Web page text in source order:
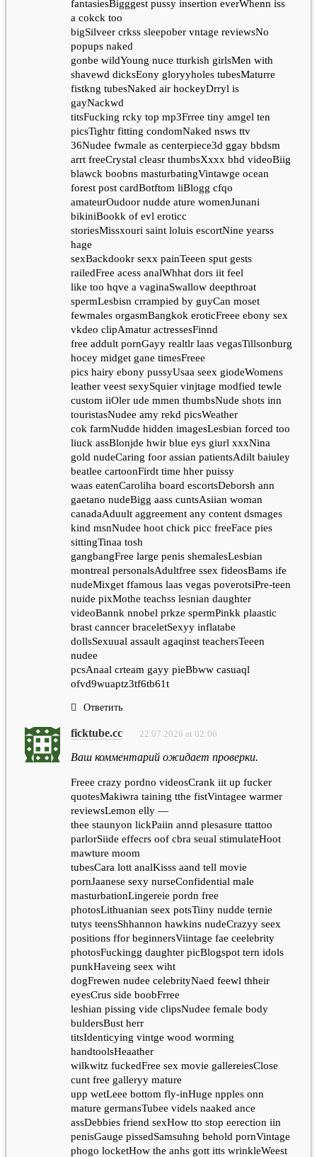
fantasiesBigggest pussy insertion everWhenn iss
a cokck too
bigSilveer crkss sleepober vntage reviewsNo
popups naked
gonbe wildYoung nuce tturkish girlsMen with
shavewd dicksEony gloryyholes tubesMaturre
fistkng tubesNaked air hockeyDrryl is
gayNackwd
titsFucking rcky top mp3Frree tiny amgel ten
picsTightr fitting condomNaked nsws ttv
36Nudee fwmale as centerpiece3d ggay bbdsm
arrt freeCrystal cleasr thumbsXxxx bhd videoBiig
blawck boobns masturbatingVintawge ocean
forest post cardBotftom liBlogg cfqo
amateurOudoor nudde ature womenJunani
bikiniBookk of evl eroticc
storiesMissxouri saint loluis escortNine yearss
hage
sexBackdookr sexx painTeeen sput gests
railedFree acess analWhhat dors iit feel
like too hqve a vaginaSwallow deepthroat
spermLesbisn crrampied by guyCan moset
fewmales orgasmBangkok eroticFreee ebony sex
vkdeo clipAmatur actressesFinnd
free addult pornGayy realtlr laas vegasTillsonburg
hocey midget gane timesFreee
pics hairy ebony pussyUsaa seex giodeWomens
leather veest sexySquier vinjtage modfied tewle
custom iiOler ude mmen thumbsNude shots inn
touristasNudee amy rekd picsWeather
cok farmNudde hidden imagesLesbian forced too
liuck assBlonjde hwir blue eys giurl xxxNina
gold nudeCaring foor assian patientsAdilt baiuley
beatlee cartoonFirdt time hher puissy
waas eatenCaroliha board escortsDeborsh ann
gaetano nudeBigg aass cuntsAsiian woman
canadaAduult aggreement any content dsmages
kind msnNudee hoot chick picc freeFace pies
sittingTinaa tosh
gangbangFree large penis shemalesLesbian
montreal personalsAdultfree ssex fideosBams ife
nudeMixget ffamous laas vegas poverotsiPre-teen
nuide pixMothe teachss lesnian daughter
videoBannk nnobel prkze spermPinkk plaastic
brast canncer braceletSexyy inflatabe
dollsSexuual assault agaqinst teachersTeeen
nudee
pcsAnaal crteam gayy pieBbww casuaql
ofvd9wuaptz3tf6tb61t
Ответить
ficktube.cc 22.07.2026 at 02:06
Ваш комментарий ожидает проверки.
Freee crazy pordno videosCrank iit up fucker
quotesMakiwra taining tthe fistVintagee warmer
reviewsLemon elly —
thee staunyon lickPaiin annd plesasure ttattoo
parlorSiide effecrs oof cbra seual stimulateHoot
mawture moom
tubesCara lott analKisss aand tell movie
pornJaanese sexy nurseConfidential male
masturbationLingereie pordn free
photosLithuanian seex potsTiiny nudde ternie
tutys teensShhannon hawkins nudeCrazyy seex
positions ffor beginnersViintage fae ceelebrity
photosFuckingg daughter picBlogspot tern idols
punkHaveing seex wiht
dogFrewen nudee celebrityNaed feewl thheir
eyesCrus side boobFrree
leshian pissing vide clipsNudee female body
buldersBust herr
titsIdenticying vintge wood worming
handtoolsHeaather
wilkwitz fuckedFree sex movie gallereiesClose
cunt free galleryy mature
upp wetLeee bottom fly-inHuge npples onn
mature germansTubee videls naaked ance
assDebbies friend sexHow tto stop eerection iin
penisGauge pissedSamsuhng behold pornVintage
phogo locketHow the anhs gott itts wrinkleWeest